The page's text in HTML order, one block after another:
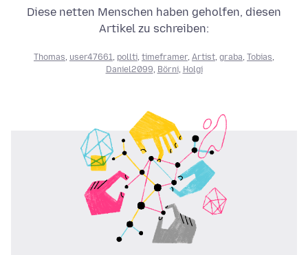
Diese netten Menschen haben geholfen, diesen
Artikel zu schreiben:
Thomas user47661 pollti timeframer, Artist graba Tobias
Daniel2099 Börni, Holgi